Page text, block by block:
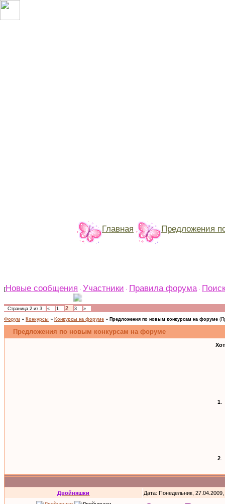
Главная Предложения
[Новые сообщения · Участники · Правила форума · Поиск
Страница 2 из 3 « 1 2 3 »
Форум » Конкурсы » Конкурсы на форуме » Предложения по новым конкурсам на форуме
Предложения по новым конкурсам на форуме
1
2
Двойняшки Дата: Понедельник,